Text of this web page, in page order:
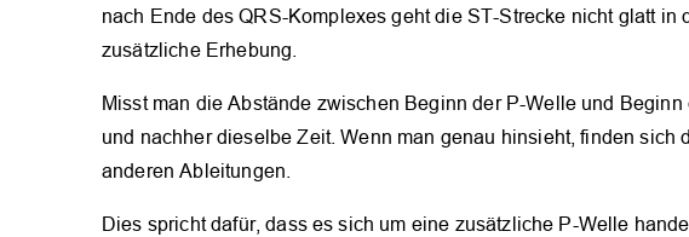
nach Ende des QRS-Komplexes geht die ST-Strecke nicht glatt in
zusätzliche Erhebung.
Misst man die Abstände zwischen Beginn der P-Welle und
und nachher dieselbe Zeit. Wenn man genau hinsieht, finden sich
anderen Ableitungen.
Dies spricht dafür, dass es sich um eine zusätzliche P-Welle